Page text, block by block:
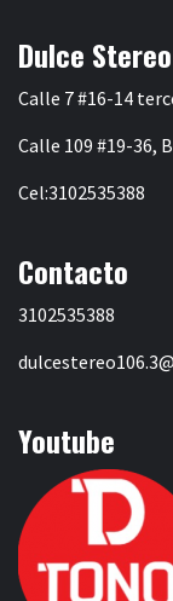
Dulce Stereo
Calle 7 #16-14
Calle 109 #19-36,
Cel:3102535388
Contacto
3102535388
Youtube